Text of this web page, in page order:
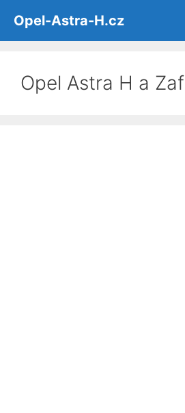
obsah
Opel-Astra-H.cz
Opel Astra H a